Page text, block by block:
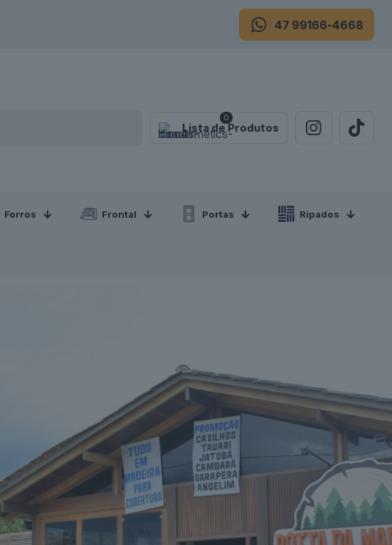
47 99166-4668
0
Lista de Produtos
Forros Frontal Portas Ripados